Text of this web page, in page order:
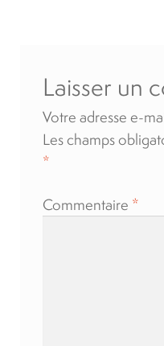
À propos
Blog
Laisser un
Votre adresse e-
Les champs
*
Commentaire *